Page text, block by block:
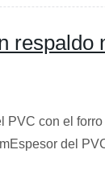
respaldo
PVC con el
del